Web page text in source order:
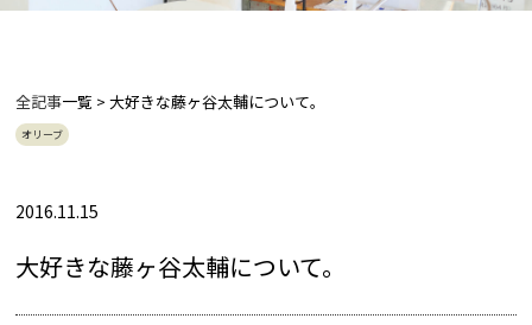
全記事一覧 > 大好きな藤ヶ谷太輔について。
オリーブ
2016.11.15
大好きな藤ヶ谷太輔について。